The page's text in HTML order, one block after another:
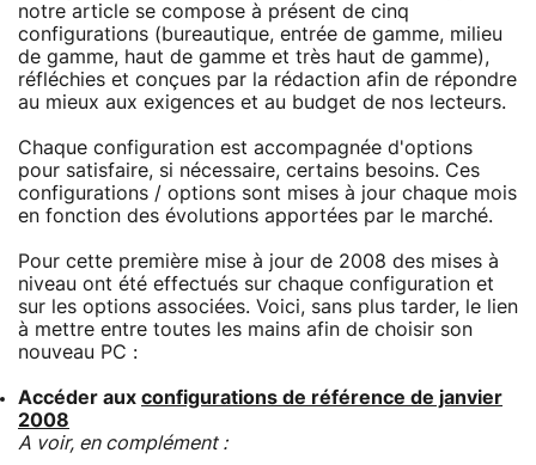
notre article se compose à présent de cinq
configurations (bureautique, entrée de gamme, milieu
de gamme, haut de gamme et très haut de gamme),
réfléchies et conçues par la rédaction afin de répondre
au mieux aux exigences et au budget de nos lecteurs.
Chaque configuration est accompagnée d'options
pour satisfaire, si nécessaire, certains besoins. Ces
configurations / options sont mises à jour chaque mois
en fonction des évolutions apportées par le marché.
Pour cette première mise à jour de 2008 des mises à
niveau ont été effectués sur chaque configuration et
sur les options associées. Voici, sans plus tarder, le lien
à mettre entre toutes les mains afin de choisir son
nouveau PC :
Accéder aux configurations de référence de janvier
2008
A voir, en complément :